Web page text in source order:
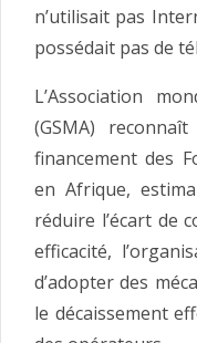
n’utilisait pas
possédait pas de
L’Association
(GSMA)
financement des
en Afrique,
réduire l’écart de
efficacité,
d’adopter des
le décaissement